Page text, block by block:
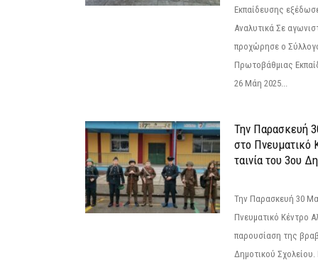
Εκπαίδευσης
Αναλυτικά Σε
προχώρησε ο
Πρωτοβάθμιας
26 Μάη 2025...
Την Παρασκευή
στο Πνευματικό
ταινία του 3ου
Την Παρασκευή 30
Πνευματικό Κέντρο
παρουσίαση της
Δημοτικού Σχολείου.